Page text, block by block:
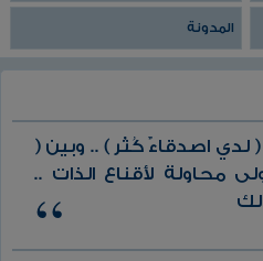
المدونة
لدي اصدقاءٌ كُثُر ) .. وبين (
محاولة لأقناع الذات ..